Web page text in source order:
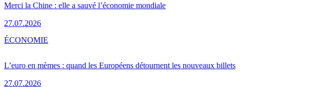
Merci la Chine : elle a sauvé l’économie mondiale
27.07.2026
L’euro en mèmes : quand les Européens détournent les nouveaux billets
27.07.2026
ÉCONOMIE